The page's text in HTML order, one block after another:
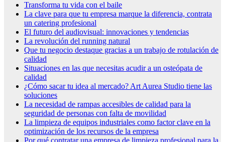
Transforma tu vida con el baile
La clave para que tu empresa marque la diferencia, contrata
un catering profesional
El futuro del audiovisual: innovaciones y tendencias
La revolución del running natural
Que tu negocio destaque gracias a un trabajo de rotulación de
calidad
Situaciones en las que necesitas acudir a un osteópata de
calidad
¿Cómo sacar tu idea al mercado? Art Aurea Studio tiene las
soluciones
La necesidad de rampas accesibles de calidad para la
seguridad de personas con falta de movilidad
La limpieza de equipos industriales como factor clave en la
optimización de los recursos de la empresa